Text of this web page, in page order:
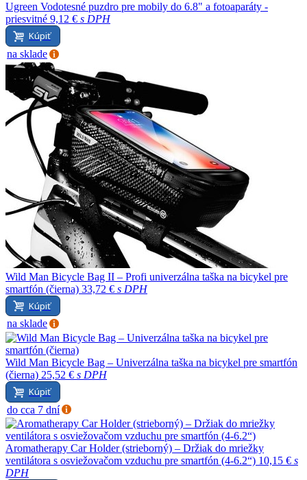
Ugreen Vodotesné puzdro pre mobily do 6.8" a fotoaparáty -
priesvitné 9,12 € s DPH
Kúpiť
na sklade
Wild Man Bicycle Bag II – Profi univerzálna taška na bicykel pre
smartfón (čierna) 33,72 € s DPH
Kúpiť
na sklade
Wild Man Bicycle Bag – Univerzálna taška na bicykel pre smartfón
(čierna) 25,52 € s DPH
Kúpiť
do cca 7 dní
Aromatherapy Car Holder (strieborný) – Držiak do mriežky
ventilátora s osviežovačom vzduchu pre smartfón (4-6.2“) 10,15 € s
DPH